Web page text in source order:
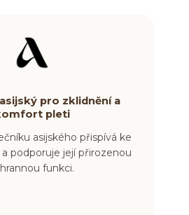
pro zklidnění a
pleti
asijského přispívá ke
podporuje její přirozenou
funkci.